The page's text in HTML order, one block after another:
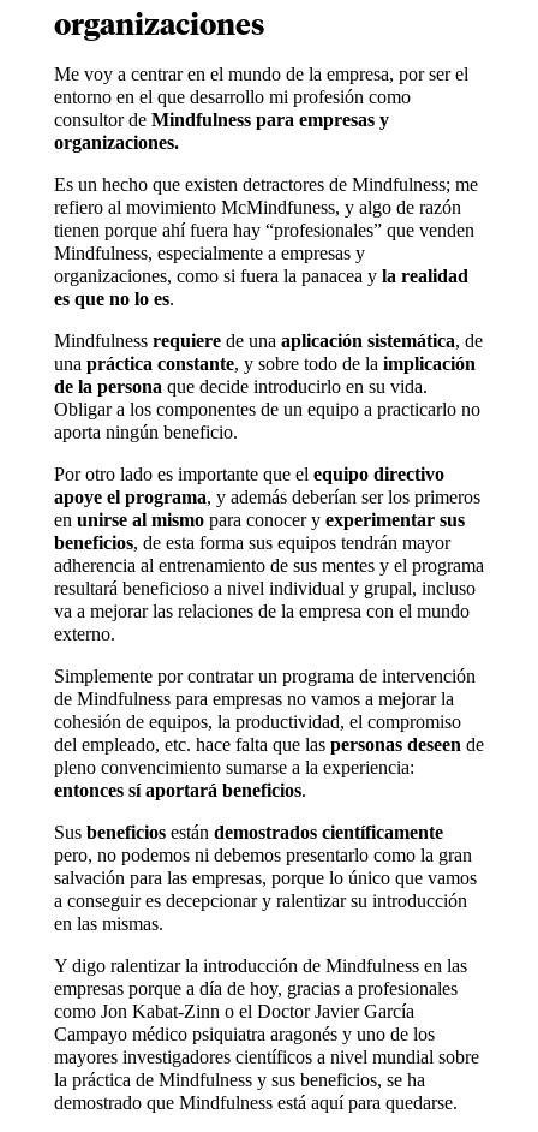
organizaciones
Me voy a centrar en el mundo de la empresa, por ser el
entorno en el que desarrollo mi profesión como
consultor de Mindfulness para empresas y
organizaciones.
Es un hecho que existen detractores de Mindfulness; me
refiero al movimiento McMindfuness, y algo de razón
tienen porque ahí fuera hay “profesionales” que venden
Mindfulness, especialmente a empresas y
organizaciones, como si fuera la panacea y la realidad
es que no lo es.
Mindfulness requierede una aplicación sistemática, de
una práctica constante, y sobre todo de la implicación
de la persona que decide introducirlo en su vida.
Obligar a los componentes de un equipo a practicarlo no
aporta ningún beneficio.
Por otro lado es importante que el equipo directivo
apoye el programa, y además deberían ser los primeros
en unirse al mismopara conocer y experimentar sus
beneficios, de esta forma sus equipos tendrán mayor
adherencia al entrenamiento de sus mentes y el programa
resultará beneficioso a nivel individual y grupal, incluso
va a mejorar las relaciones de la empresa con el mundo
externo.
Simplemente por contratar un programa de intervención
de Mindfulness para empresas no vamos a mejorar la
cohesión de equipos, la productividad, el compromiso
del empleado, etc. hace falta que las personas deseen de
pleno convencimiento sumarse a la experiencia:
entonces sí aportará beneficios.
Susbeneficiosestán demostrados científicamente
pero, no podemos ni debemos presentarlo como la gran
salvación para las empresas, porque lo único que vamos
a conseguir es decepcionar y ralentizar su introducción
en las mismas.
Y digo ralentizar la introducción de Mindfulness en las
empresas porque a día de hoy, gracias a profesionales
como Jon Kabat-Zinn o el Doctor Javier García
Campayo médico psiquiatra aragonés y uno de los
mayores investigadores científicos a nivel mundial sobre
la práctica de Mindfulness y sus beneficios, se ha
demostrado que Mindfulness está aquí para quedarse.